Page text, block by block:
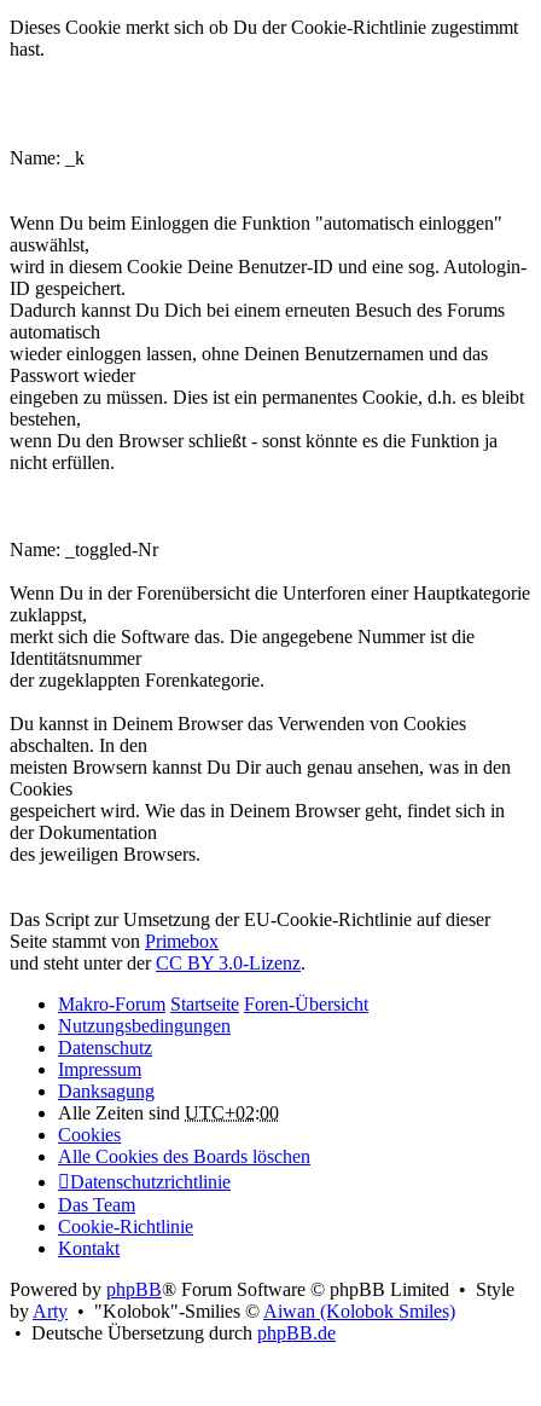
Dieses Cookie merkt sich ob Du der Cookie-Richtlinie zugestimmt
hast.
Name: _k
Wenn Du beim Einloggen die Funktion "automatisch einloggen"
auswählst,
wird in diesem Cookie Deine Benutzer-ID und eine sog. Autologin-
ID gespeichert.
Dadurch kannst Du Dich bei einem erneuten Besuch des Forums
automatisch
wieder einloggen lassen, ohne Deinen Benutzernamen und das
Passwort wieder
eingeben zu müssen. Dies ist ein permanentes Cookie, d.h. es bleibt
bestehen,
wenn Du den Browser schließt - sonst könnte es die Funktion ja
nicht erfüllen.
Name: _toggled-Nr
Wenn Du in der Forenübersicht die Unterforen einer Hauptkategorie
zuklappst,
merkt sich die Software das. Die angegebene Nummer ist die
Identitätsnummer
der zugeklappten Forenkategorie.
Du kannst in Deinem Browser das Verwenden von Cookies
abschalten. In den
meisten Browsern kannst Du Dir auch genau ansehen, was in den
Cookies
gespeichert wird. Wie das in Deinem Browser geht, findet sich in
der Dokumentation
des jeweiligen Browsers.
Das Script zur Umsetzung der EU-Cookie-Richtlinie auf dieser
Seite stammt von Primebox
und steht unter derCC BY 3.0-Lizenz.
Makro-Forum Startseite Foren-Übersicht
Nutzungsbedingungen
Datenschutz
Impressum
Danksagung
Alle Zeiten sind UTC+02:00
Cookies
Alle Cookies des Boards löschen
Datenschutzrichtlinie
Das Team
Cookie-Richtlinie
Kontakt
Powered by phpBB® Forum Software © phpBB Limited • Style
byArty • "Kolobok"-Smilies ©Aiwan (Kolobok Smiles)
• Deutsche Übersetzung durch phpBB.de